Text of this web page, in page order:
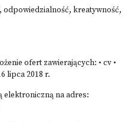
odpowiedzialność, kreatywność,
ofert zawierających: • cv •
lipca 2018 r.
elektroniczną na adres: